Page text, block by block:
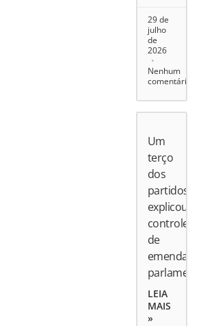
29 de
julho
de
2026
Nenhum
comentário
Um
terço
dos
partidos
explicou
controle
de
emendas
LEIA
MAIS
»